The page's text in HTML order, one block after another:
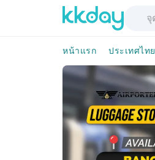
หน้าแรก ประเทศไทย